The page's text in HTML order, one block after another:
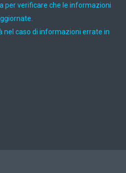
per verificare che le informazioni
nel caso di informazioni errate in